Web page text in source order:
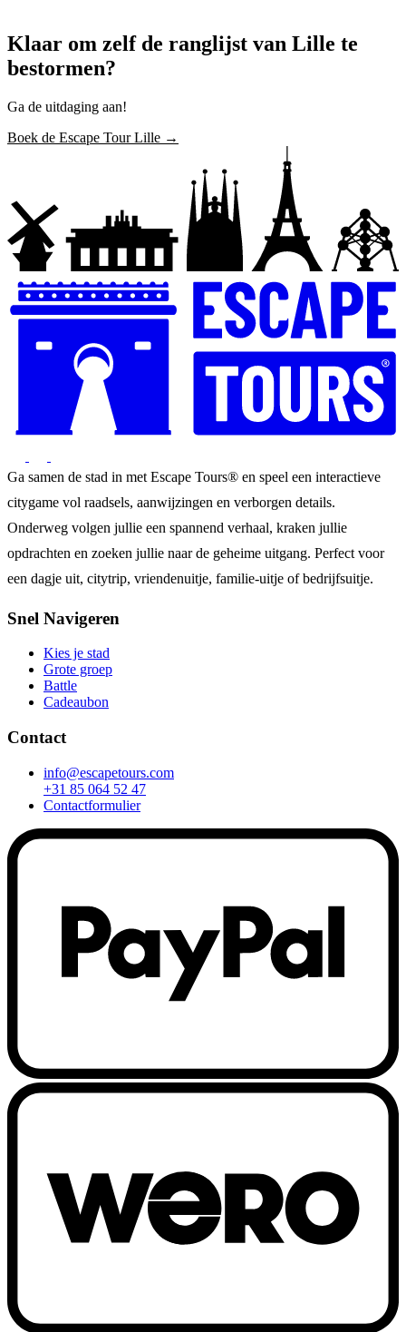
Klaar om zelf de ranglijst van Lille te
bestormen?
Ga de uitdaging aan!
Boek de Escape Tour Lille →
Ga samen de stad in met Escape Tours® en speel een interactieve
citygame vol raadsels, aanwijzingen en verborgen details.
Onderweg volgen jullie een spannend verhaal, kraken jullie
opdrachten en zoeken jullie naar de geheime uitgang. Perfect voor
een dagje uit, citytrip, vriendenuitje, familie-uitje of bedrijfsuitje.
Snel Navigeren
Kies je stad
Grote groep
Battle
Cadeaubon
Contact
info@escapetours.com
+31 85 064 52 47
Contactformulier